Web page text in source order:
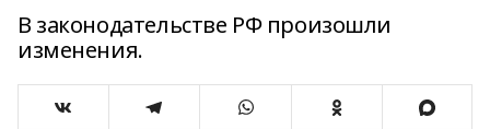
В законодательстве РФ произошли
изменения.